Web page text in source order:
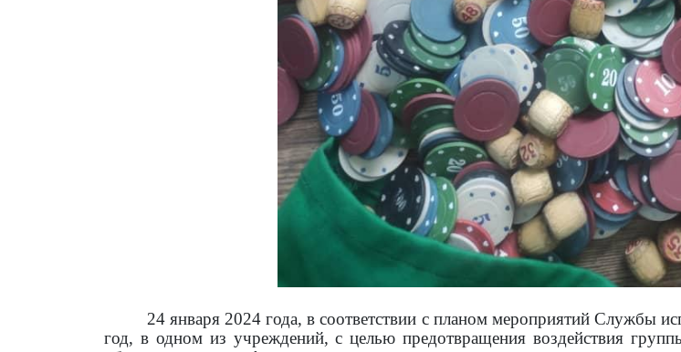
24 января 2024 года, в соответствии с планом мероприятий Службы
год, в одном из учреждений, с целью предотвращения воздействия